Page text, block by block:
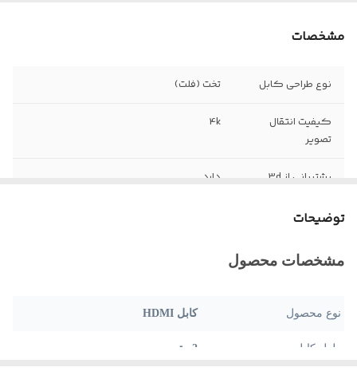
مشخصات
نوع طراحی کابل تخت (فلت)
کیفیت انتقال
تصویر
4k
پشتیبانی از 3d دارد
طول کابل
توضیحات
مشخصات محصول
نوع محصول کابل HDMI
طول کابل 2 متر